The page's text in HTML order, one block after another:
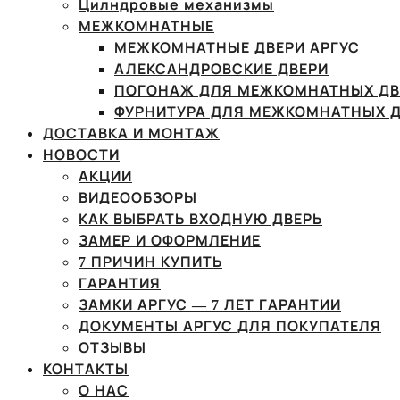
Цилндровые механизмы
МЕЖКОМНАТНЫЕ
МЕЖКОМНАТНЫЕ ДВЕРИ АРГУС
АЛЕКСАНДРОВСКИЕ ДВЕРИ
ПОГОНАЖ ДЛЯ МЕЖКОМНАТНЫХ
ФУРНИТУРА ДЛЯ МЕЖКОМНАТНЫХ
ДОСТАВКА И МОНТАЖ
НОВОСТИ
АКЦИИ
ВИДЕООБЗОРЫ
КАК ВЫБРАТЬ ВХОДНУЮ ДВЕРЬ
ЗАМЕР И ОФОРМЛЕНИЕ
7 ПРИЧИН КУПИТЬ
ГАРАНТИЯ
ЗАМКИ АРГУС — 7 ЛЕТ ГАРАНТИИ
ДОКУМЕНТЫ АРГУС ДЛЯ ПОКУПАТЕЛЯ
ОТЗЫВЫ
КОНТАКТЫ
О НАС